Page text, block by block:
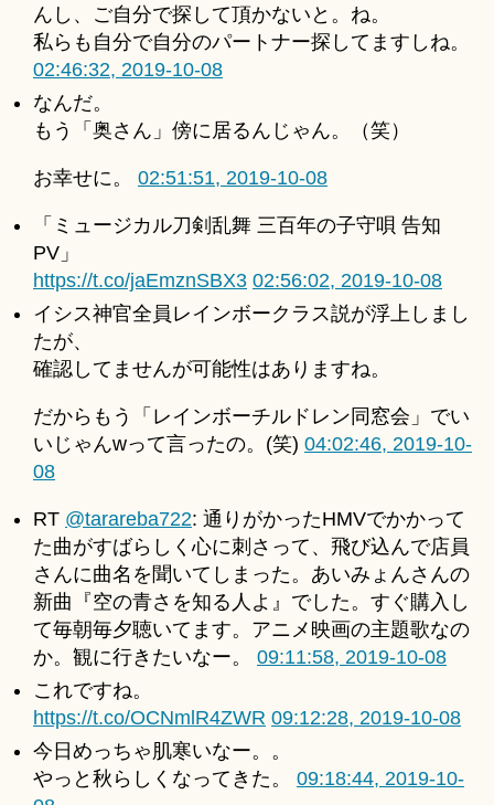
んし、ご自分で探して頂かないと。ね。
私らも自分で自分のパートナー探してますしね。
02:46:32, 2019-10-08
なんだ。
もう「奥さん」傍に居るんじゃん。（笑）
お幸せに。 02:51:51, 2019-10-08
「ミュージカル刀剣乱舞 三百年の子守唄 告知
PV」
https://t.co/jaEmznSBX3 02:56:02, 2019-10-08
イシス神官全員レインボークラス説が浮上しまし
たが、
確認してませんが可能性はありますね。
だからもう「レインボーチルドレン同窓会」でい
いじゃんwって言ったの。(笑) 04:02:46, 2019-10-
08
RT @tarareba722: 通りがかったHMVでかかって
た曲がすばらしく心に刺さって、飛び込んで店員
さんに曲名を聞いてしまった。あいみょんさんの
新曲『空の青さを知る人よ』でした。すぐ購入し
て毎朝毎夕聴いてます。アニメ映画の主題歌なの
か。観に行きたいなー。 09:11:58, 2019-10-08
これですね。
https://t.co/OCNmlR4ZWR 09:12:28, 2019-10-08
今日めっちゃ肌寒いなー。。
やっと秋らしくなってきた。 09:18:44, 2019-10-